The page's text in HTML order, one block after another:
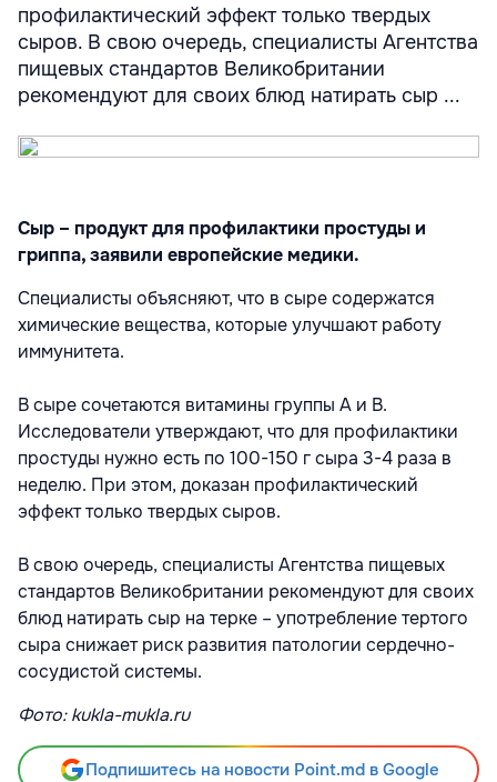
профилактический эффект только твердых
сыров. В свою очередь, специалисты Агентства
пищевых стандартов Великобритании
рекомендуют для своих блюд натирать сыр ...
Сыр – продукт для профилактики простуды и
гриппа, заявили европейские медики.
Специалисты объясняют, что в сыре содержатся
химические вещества, которые улучшают работу
иммунитета.
В сыре сочетаются витамины группы А и В.
Исследователи утверждают, что для профилактики
простуды нужно есть по 100-150 г сыра 3-4 раза в
неделю. При этом, доказан профилактический
эффект только твердых сыров.
В свою очередь, специалисты Агентства пищевых
стандартов Великобритании рекомендуют для своих
блюд натирать сыр на терке – употребление тертого
сыра снижает риск развития патологии сердечно-
сосудистой системы.
Фото: kukla-mukla.ru
Подпишитесь на новости Point.md в Google